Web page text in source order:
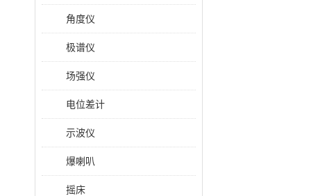
角度仪
极谱仪
场强仪
电位差计
示波仪
爆喇叭
摇床